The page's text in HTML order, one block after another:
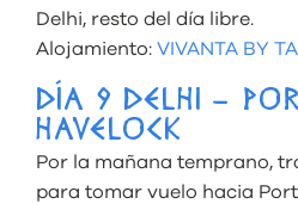
Delhi, resto del día libre.
Alojamiento: VIVANTA BY
DÍA 9 DELHI –
HAVELOCK
Por la mañana temprano,
para tomar vuelo hacia